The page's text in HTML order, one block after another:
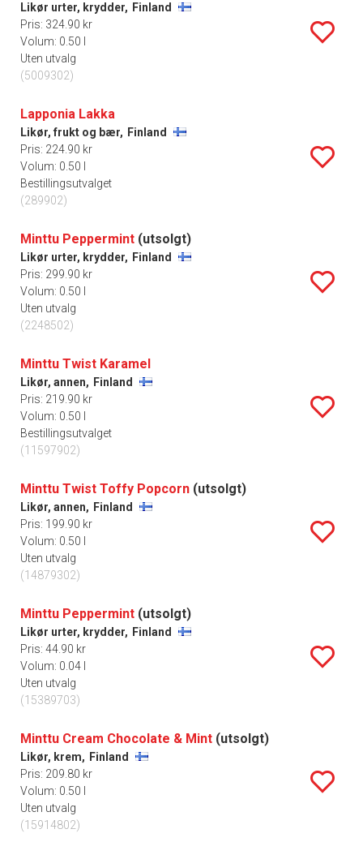
Likør urter, krydder, Finland
Pris: 324.90 kr
Volum: 0.50 l
Uten utvalg
(5009302)
Lapponia Lakka
Likør, frukt og bær, Finland
Pris: 224.90 kr
Volum: 0.50 l
Bestillingsutvalget
(289902)
Minttu Peppermint (utsolgt)
Likør urter, krydder, Finland
Pris: 299.90 kr
Volum: 0.50 l
Uten utvalg
(2248502)
Minttu Twist Karamel
Likør, annen, Finland
Pris: 219.90 kr
Volum: 0.50 l
Bestillingsutvalget
(11597902)
Minttu Twist Toffy Popcorn (utsolgt)
Likør, annen, Finland
Pris: 199.90 kr
Volum: 0.50 l
Uten utvalg
(14879302)
Minttu Peppermint (utsolgt)
Likør urter, krydder, Finland
Pris: 44.90 kr
Volum: 0.04 l
Uten utvalg
(15389703)
Minttu Cream Chocolate & Mint (utsolgt)
Likør, krem, Finland
Pris: 209.80 kr
Volum: 0.50 l
Uten utvalg
(15914802)